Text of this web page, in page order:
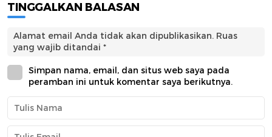
TINGGALKAN BALASAN
Alamat email Anda tidak akan dipublikasikan. Ruas
yang wajib ditandai *
Simpan nama, email, dan situs web saya pada
peramban ini untuk komentar saya berikutnya.